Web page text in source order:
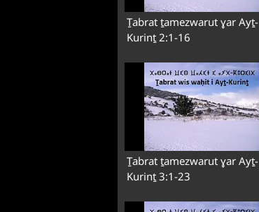
Ṯabrat ṯamezwarut ɣar Ayṯ-
Kurinṯ 2:1-16
Ṯabrat ṯamezwarut ɣar Ayṯ-
Kurinṯ 3:1-23